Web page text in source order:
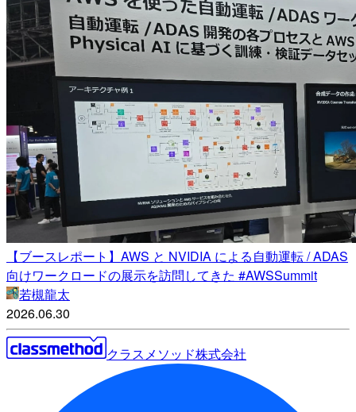
【ブースレポート】AWS と NVIDIA による自動運転 / ADAS
向けワークロードの展示を訪問してきた #AWSSummit
若槻龍太
2026.06.30
クラスメソッド株式会社